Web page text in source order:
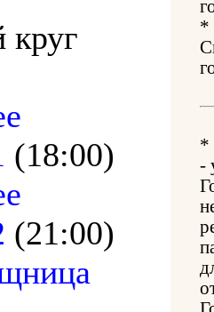
круг
(18:00)
(21:00)
*
*
-